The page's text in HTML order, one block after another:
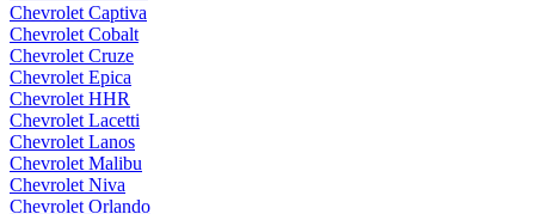
Chevrolet Captiva
Chevrolet Cobalt
Chevrolet Cruze
Chevrolet Epica
Chevrolet HHR
Chevrolet Lacetti
Chevrolet Lanos
Chevrolet Malibu
Chevrolet Niva
Chevrolet Orlando